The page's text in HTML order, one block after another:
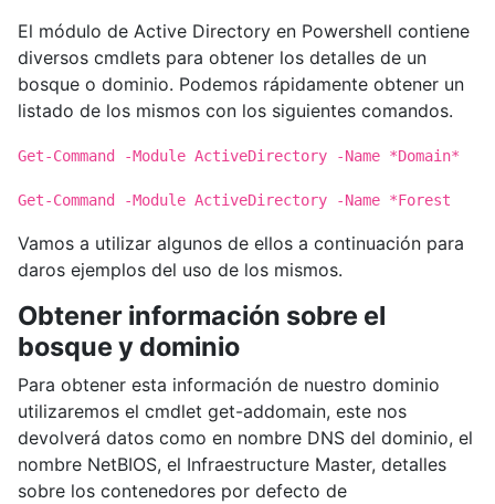
El módulo de Active Directory en Powershell contiene
diversos cmdlets para obtener los detalles de un
bosque o dominio. Podemos rápidamente obtener un
listado de los mismos con los siguientes comandos.
Get-Command -Module ActiveDirectory -Name *Domain*
Get-Command -Module ActiveDirectory -Name *Forest
Vamos a utilizar algunos de ellos a continuación para
daros ejemplos del uso de los mismos.
Obtener información sobre el
bosque y dominio
Para obtener esta información de nuestro dominio
utilizaremos el cmdlet get-addomain, este nos
devolverá datos como en nombre DNS del dominio, el
nombre NetBIOS, el Infraestructure Master, detalles
sobre los contenedores por defecto de